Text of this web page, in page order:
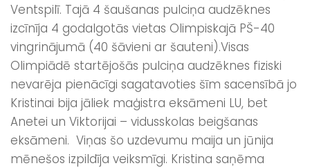
Ventspilī. Tajā 4 šaušanas pulciņa audzēknes
izcīnīja 4 godalgotās vietas Olimpiskajā PŠ-40
vingrinājumā (40 šāvieni ar šauteni).Visas
Olimpiādē startējošās pulciņa audzēknes fiziski
nevarēja pienācīgi sagatavoties šīm sacensībā jo
Kristinai bija jāliek maģistra eksāmeni LU, bet
Anetei un Viktorijai – vidusskolas beigšanas
eksāmeni. Viņas šo uzdevumu maija un jūnija
mēnešos izpildīja veiksmīgi. Kristina saņēma